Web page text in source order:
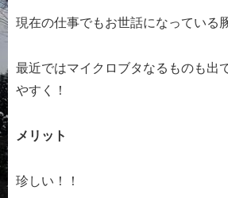
現在の仕事でもお世話になっている
最近ではマイクロブタなるものも出
やすく！
メリット
珍しい！！